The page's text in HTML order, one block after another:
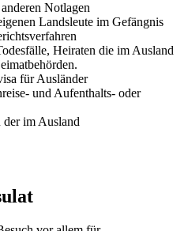
Notlagen
Landsleute im Gefängnis
Heiraten die im Ausland
für Ausländer
und Aufenthalts- oder
im Ausland